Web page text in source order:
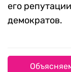
его
демократов.